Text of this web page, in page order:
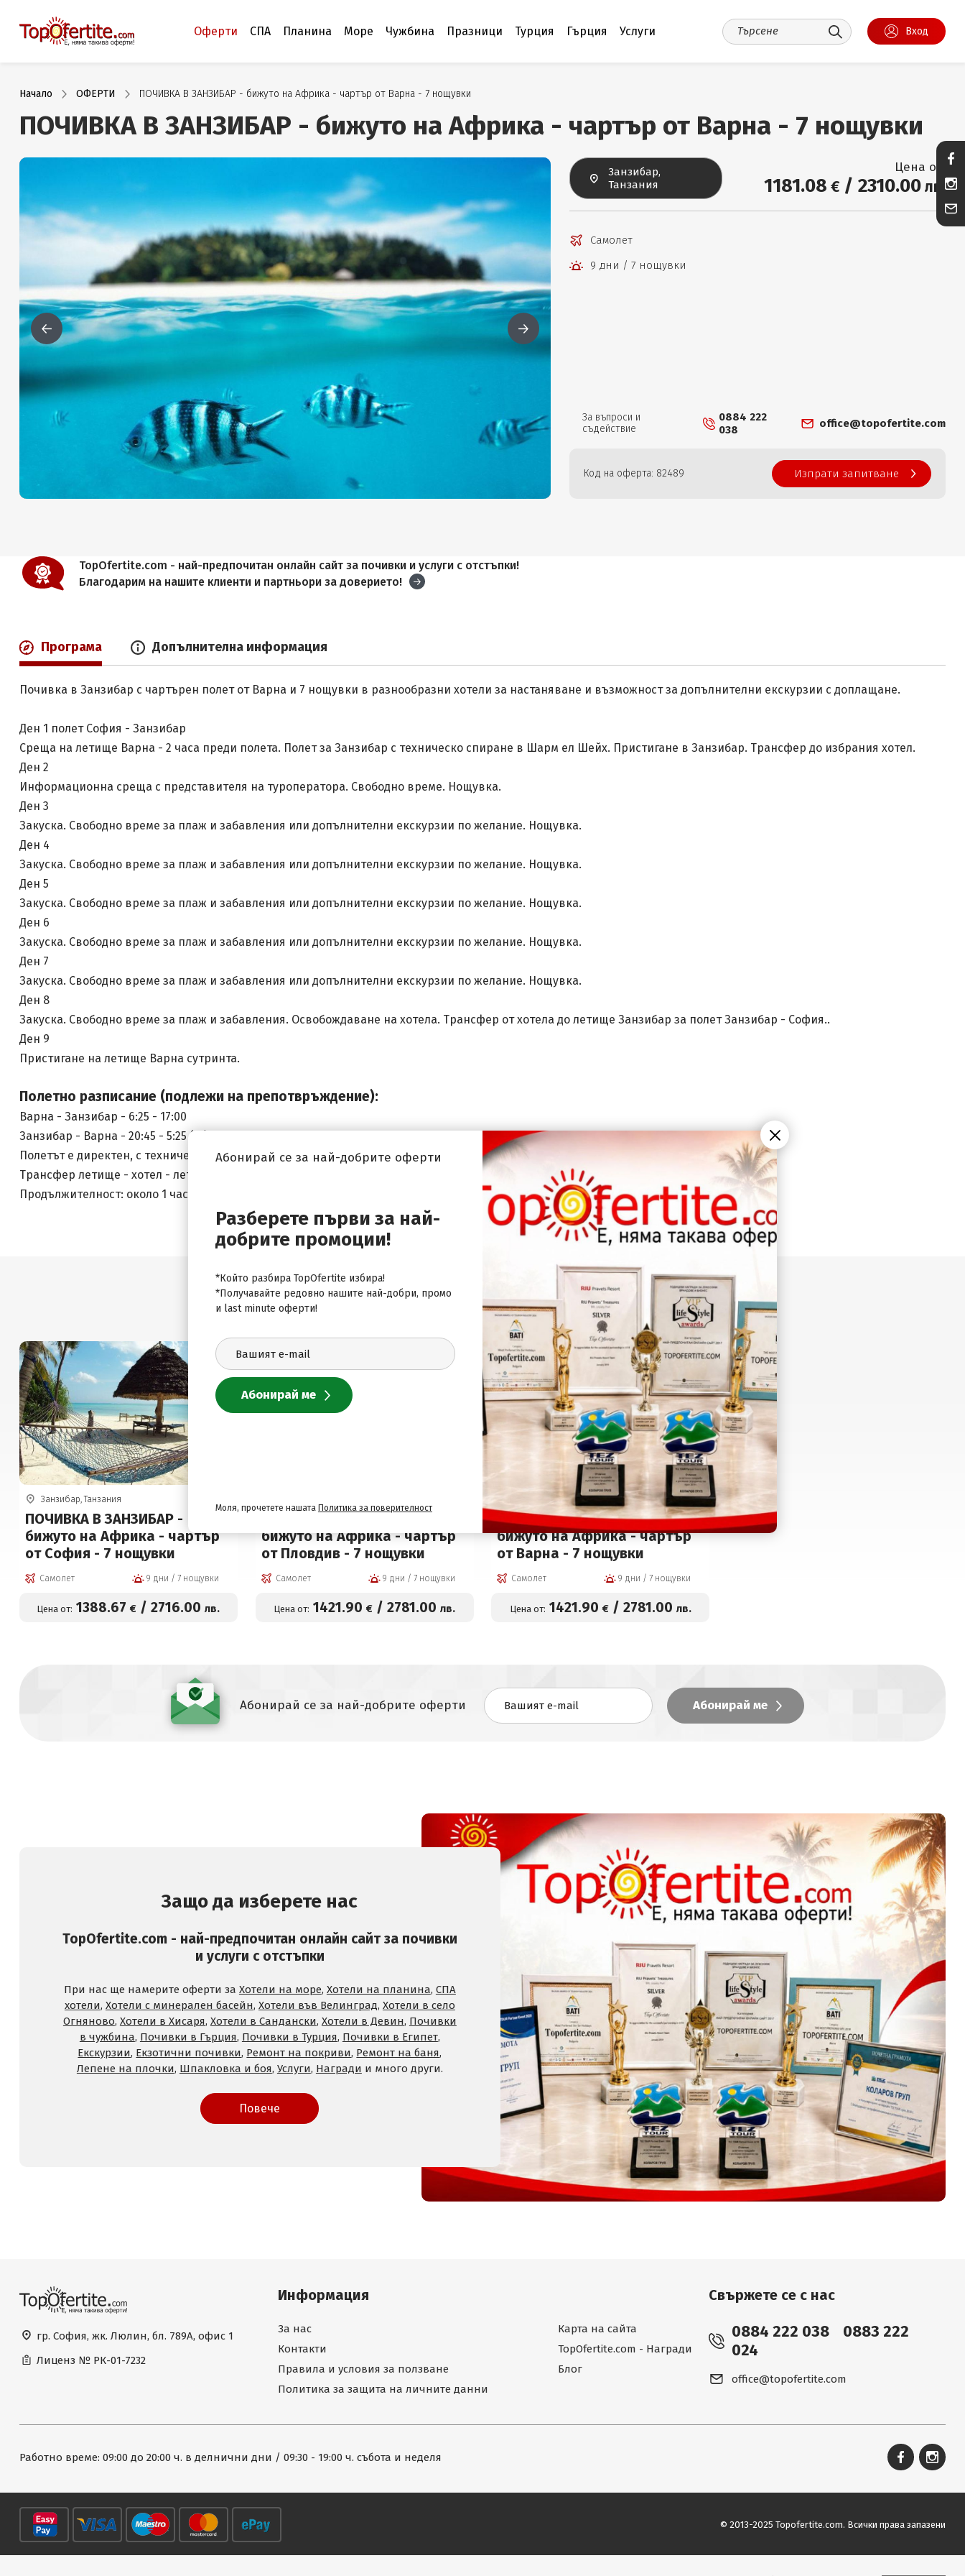
Оферти СПА Планина Море Чужбина Празници Турция Гърция Услуги Вход
Начало ОФЕРТИ ПОЧИВКА В ЗАНЗИБАР - бижуто на Африка - чартър от Варна - 7 нощувки
ПОЧИВКА В ЗАНЗИБАР - бижуто на Африка - чартър от Варна - 7 нощувки
Занзибар,
Танзания
Цена от:
1181.08 € / 2310.00лв.
Самолет
9 дни / 7 нощувки
За въпроси и
съдействие
0884 222
038
office@topofertite.com
Код на оферта: 82489 Изпрати запитване
TopOfertite.com - най-предпочитан онлайн сайт за почивки и услуги с отстъпки!
Благодарим на нашите клиенти и партньори за доверието!
Програма Допълнителна информация
Почивка в Занзибар с чартърен полет от Варна и 7 нощувки в разнообразни хотели за настаняване и възможност за допълнителни екскурзии с доплащане.
Ден 1 полет София - Занзибар
Среща на летище Варна - 2 часа преди полета. Полет за Занзибар с техническо спиране в Шарм ел Шейх. Пристигане в Занзибар. Трансфер до избрания хотел.
Ден 2
Информационна среща с представителя на туроператора. Свободно време. Нощувка.
Ден 3
Закуска. Свободно време за плаж и забавления или допълнителни екскурзии по желание. Нощувка.
Ден 4
Закуска. Свободно време за плаж и забавления или допълнителни екскурзии по желание. Нощувка.
Ден 5
Закуска. Свободно време за плаж и забавления или допълнителни екскурзии по желание. Нощувка.
Ден 6
Закуска. Свободно време за плаж и забавления или допълнителни екскурзии по желание. Нощувка.
Ден 7
Закуска. Свободно време за плаж и забавления или допълнителни екскурзии по желание. Нощувка.
Ден 8
Закуска. Свободно време за плаж и забавления. Освобождаване на хотела. Трансфер от хотела до летище Занзибар за полет Занзибар - София..
Ден 9
Пристигане на летище Варна сутринта.
Полетно разписание (подлежи на препотвръждение):
Варна - Занзибар - 6:25 - 17:00
Занзибар - Варна - 20:45 - 5:25 (+1)
Полетът е директен, с техническо спиране в Шарм Ел Хейх
Трансфер летище - хотел - летище:
Продължителност: около 1 час 30 минути в посока с 3/4* автобус.
Подобни оферти
Занзибар, Танзания
ПОЧИВКА В ЗАНЗИБАР -
бижуто на Африка - чартър
от София - 7 нощувки
Самолет 9 дни / 7 нощувки
Цена от: 1388.67 € /2716.00 лв.
ПОЧИВКА В ЗАНЗИБАР -
бижуто на Африка - чартър
от Пловдив - 7 нощувки
Самолет 9 дни / 7 нощувки
Цена от: 1421.90 € /2781.00 лв.
Занзибар, Танзания
ПОЧИВКА В ЗАНЗИБАР -
бижуто на Африка - чартър
от Варна - 7 нощувки
Самолет 9 дни / 7 нощувки
Цена от: 1421.90 €/ 2781.00 лв.
Абонирай се за най-добрите оферти
Защо да изберете нас
TopOfertite.com - най-предпочитан онлайн сайт за почивки
и услуги с отстъпки
При нас ще намерите оферти за Хотели на море, Хотели на планина, СПА
хотели, Хотели с минерален басейн, Хотели във Велинград, Хотели в село
Огняново, Хотели в Хисаря, Хотели в Сандански, Хотели в Девин, Почивки
в чужбина, Почивки в Гърция, Почивки в Турция, Почивки в Египет,
Екскурзии, Екзотични почивки, Ремонт на покриви, Ремонт на баня,
Лепене на плочки, Шпакловка и боя, Услуги, Награди и много други.
Повече
гр. София, жк. Люлин, бл. 789А, офис 1
Лиценз № РК-01-7232
Информация
За нас
Контакти
Правила и условия за ползване
Политика за защита на личните данни
Карта на сайта
TopOfertite.com - Награди
Блог
Свържете се с нас
0884 222 038
0883 222
024
office@topofertite.com
Работно време: 09:00 до 20:00 ч. в делнични дни / 09:30 - 19:00 ч. събота и неделя
© 2013-2025 Topofertite.com. Всички права запазени
Абонирай се за най-добрите оферти
Разберете първи за най-
добрите промоции!
*Който разбира TopOfertite избира!
*Получавайте редовно нашите най-добри, промо
и last minute оферти!
Моля, прочетете нашата Политика за поверителност